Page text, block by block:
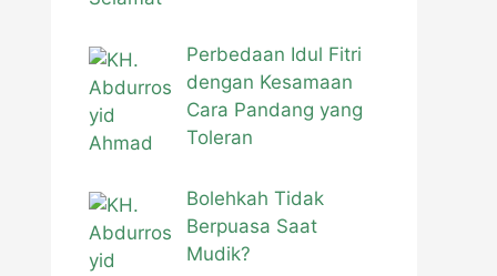
Perbedaan Idul Fitri
dengan Kesamaan
Cara Pandang yang
Toleran
Bolehkah Tidak
Berpuasa Saat
Mudik?